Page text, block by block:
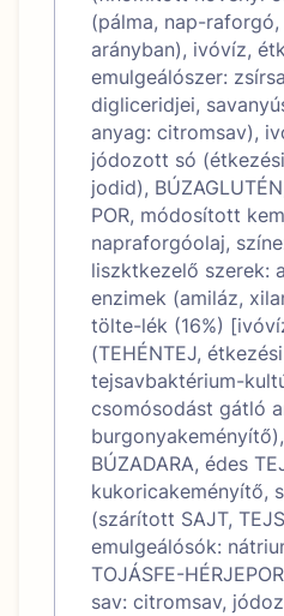
(pálma, nap-
arányban), ivóvíz,
emulgeálószer:
digliceridjei,
anyag: citromsav),
jódozott só
jodid),
POR, módosított
napraforgóolaj,
liszktkezelő szerek:
enzimek (amiláz,
tölte-lék (16%)
(TEHÉNTEJ,
tejsavbaktérium-
csomósodást gátló
BÚZADARA, édes
kukoricakeményítő,
(szárított SAJT,
emulgeálósók:
TOJÁSFE-
sav: citromsav,